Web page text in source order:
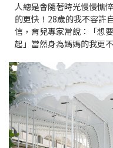
人總是會隨著時光慢慢憔
的更快！28歲的我不容許
信，育兒專家常說：「想
起」當然身為媽媽的我更